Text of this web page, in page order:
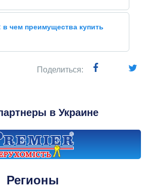
в чем преимущества купить
Поделиться:
в Украине
Регионы